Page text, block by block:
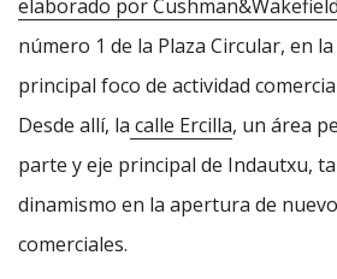
elaborado por Cushman&Wakefield
número 1 de la Plaza Circular, en
principal foco de actividad
Desde allí, la calle Ercilla, un área
parte y eje principal de Indautxu,
dinamismo en la apertura de
comerciales.